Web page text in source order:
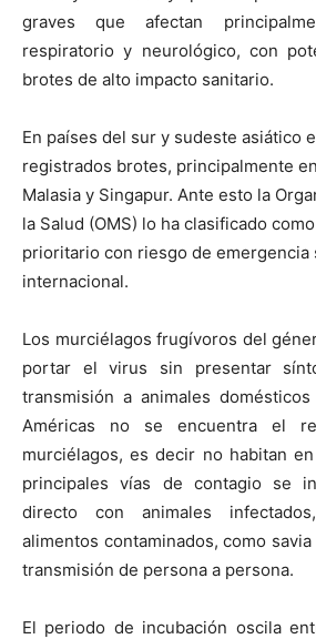
graves que afectan
respiratorio y neurológico, con
brotes de alto impacto sanitario.
En países del sur y sudeste asiático
registrados brotes, principalmente
Malasia y Singapur. Ante esto la
la Salud (OMS) lo ha clasificado
prioritario con riesgo de emergencia
internacional.
Los murciélagos frugívoros del
portar el virus sin presentar
transmisión a animales
Américas no se encuentra el
murciélagos, es decir no habitan
principales vías de contagio se
directo con animales
alimentos contaminados, como
transmisión de persona a persona.
El periodo de incubación oscila